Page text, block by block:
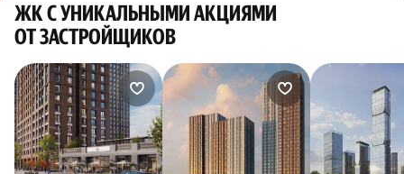
ЖК С УНИКАЛЬНЫМИ АКЦИЯМИ
ОТ ЗАСТРОЙЩИКОВ